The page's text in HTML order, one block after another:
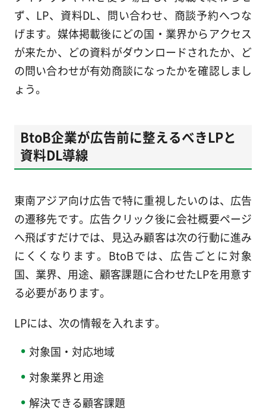
ず、LP、資料DL、問い合わせ、商談予約へつな
げます。媒体掲載後にどの国・業界からアクセス
が来たか、どの資料がダウンロードされたか、ど
の問い合わせが有効商談になったかを確認しまし
ょう。
BtoB企業が広告前に整えるべきLPと
資料DL導線
東南アジア向け広告で特に重視したいのは、広告
の遷移先です。広告クリック後に会社概要ページ
へ飛ばすだけでは、見込み顧客は次の行動に進み
にくくなります。BtoBでは、広告ごとに対象
国、業界、用途、顧客課題に合わせたLPを用意す
る必要があります。
LPには、次の情報を入れます。
対象国・対応地域
対象業界と用途
解決できる顧客課題